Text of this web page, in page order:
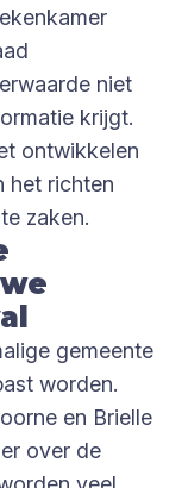
niet
krijgt.
ontwikkelen
het richten
zaken.
gemeente
worden.
en Brielle
over de